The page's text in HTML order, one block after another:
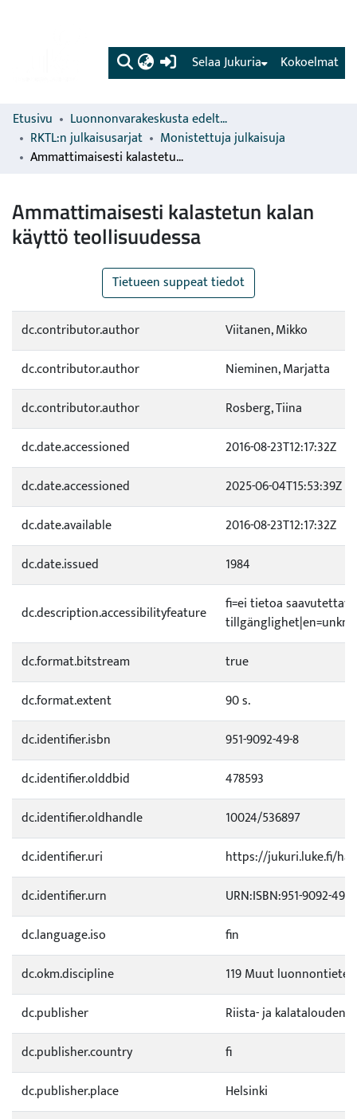
(current) Kokoelmat
Selaa Jukuria
Etusivu
Luonnonvarakeskusta edeltävien organisaatioiden sarjat
RKTL:n julkaisusarjat
Monistettuja julkaisuja
Ammattimaisesti kalastetun kalan käyttö teollisuudessa
Ammattimaisesti kalastetun kalan
käyttö teollisuudessa
Tietueen suppeat tiedot
dc.contributor.author
Viitanen, Mikko
dc.contributor.author
Nieminen, Marjatta
dc.contributor.author
Rosberg, Tiina
dc.date.accessioned
2016-08-23T12:17:32Z
dc.date.accessioned
2025-06-04T15:53:39Z
dc.date.available
2016-08-23T12:17:32Z
dc.date.issued
1984
dc.description.accessibilityfeature
fi=ei tietoa
dc.format.bitstream
true
dc.format.extent
90 s.
dc.identifier.isbn
951-9092-49-8
dc.identifier.olddbid
478593
dc.identifier.oldhandle
10024/536897
dc.identifier.uri
https://jukuri.luke.fi/
dc.identifier.urn
URN:ISBN:951-9092-49-8
dc.language.iso
fin
dc.okm.discipline
119 Muut
dc.publisher
Riista- ja kalatalouden
dc.publisher.country
fi
dc.publisher.place
Helsinki